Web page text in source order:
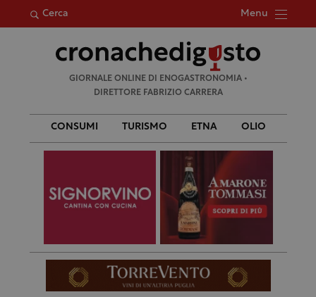
Cerca Menu
per:
GIORNALE ONLINE DI ENOGASTRONOMIA •
DIRETTORE FABRIZIO CARRERA
CONSUMI TURISMO ETNA OLIO